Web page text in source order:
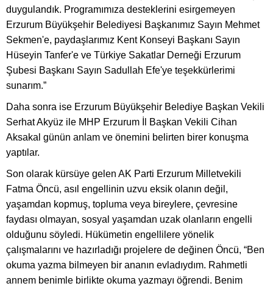
duygulandık. Programımıza desteklerini esirgemeyen
Erzurum Büyükşehir Belediyesi Başkanımız Sayın Mehmet
Sekmen'e, paydaşlarımız Kent Konseyi Başkanı Sayın
Hüseyin Tanfer'e ve Türkiye Sakatlar Derneği Erzurum
Şubesi Başkanı Sayın Sadullah Efe'ye teşekkürlerimi
sunarım.”
Daha sonra ise Erzurum Büyükşehir Belediye Başkan Vekili
Serhat Akyüz ile MHP Erzurum İl Başkan Vekili Cihan
Aksakal günün anlam ve önemini belirten birer konuşma
yaptılar.
Son olarak kürsüye gelen AK Parti Erzurum Milletvekili
Fatma Öncü, asıl engellinin uzvu eksik olanın değil,
yaşamdan kopmuş, topluma veya bireylere, çevresine
faydası olmayan, sosyal yaşamdan uzak olanların engelli
olduğunu söyledi. Hükümetin engellilere yönelik
çalışmalarını ve hazırladığı projelere de değinen Öncü, “Ben
okuma yazma bilmeyen bir ananın evladıydım. Rahmetli
annem benimle birlikte okuma yazmayı öğrendi. Benim